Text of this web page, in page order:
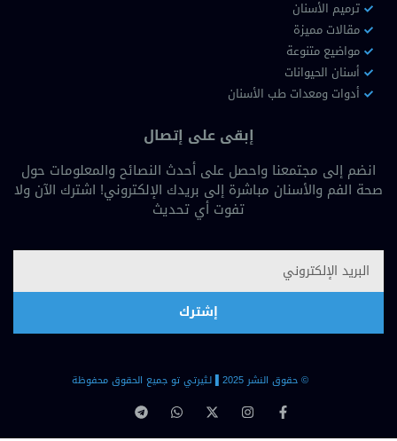
ترميم الأسنان
مقالات مميزة
مواضيع متنوعة
أسنان الحيوانات
أدوات ومعدات طب الأسنان
إبقى على إتصال
انضم إلى مجتمعنا واحصل على أحدث النصائح والمعلومات حول
صحة الفم والأسنان مباشرة إلى بريدك الإلكتروني! اشترك الآن ولا
تفوت أي تحديث
إشترك
© حقوق النشر 2025 ▐لـثيرتي تو جميع الحقوق محفوظة